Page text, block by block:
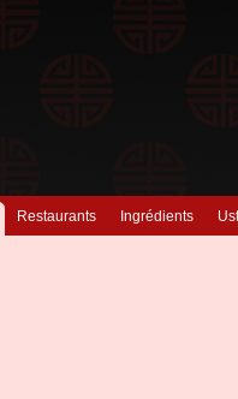
Ingrédients
Restaurants